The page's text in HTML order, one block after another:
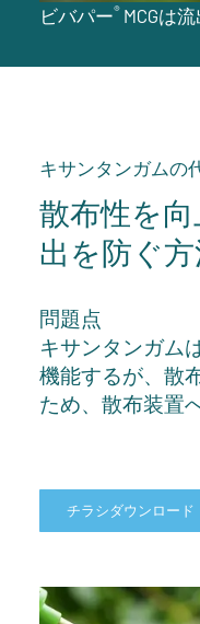
ビバパー® MCGは
キサンタンガムの
散布性を
出を防ぐ方
問題点
キサンタンガム
機能するが、散
ため、散布装置
チラシダウンロード